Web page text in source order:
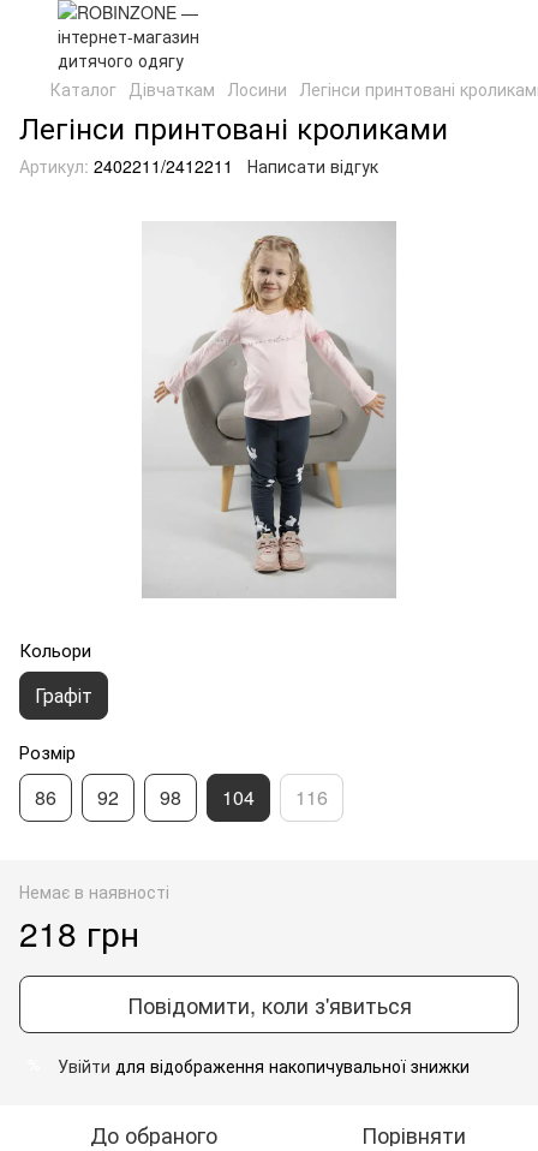
Каталог Дівчаткам Лосини Легінси принтовані
Легінси принтовані кроликами
Артикул: 2402211/2412211 Написати відгук
Кольори
Графіт
Розмір
86 92 98 104 116
Немає в наявності
218 грн
Повідомити, коли з'явиться
Увійти для відображення накопичувальної знижки
До обраного Порівняти